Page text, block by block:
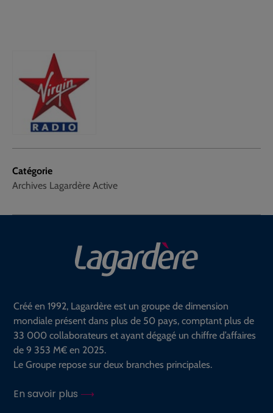
Catégorie
Archives Lagardère Active
Créé en 1992, Lagardère est un groupe de dimension
mondiale présent dans plus de 50 pays, comptant plus de
33 000 collaborateurs et ayant dégagé un chiffre d’affaires
de 9 353 M€ en 2025.
Le Groupe repose sur deux branches principales.
En savoir plus